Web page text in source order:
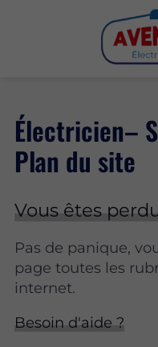
Électricien–
Plan du site
Vous êtes
Pas de panique,
page toutes les
internet.​​
Besoin d'aide ?